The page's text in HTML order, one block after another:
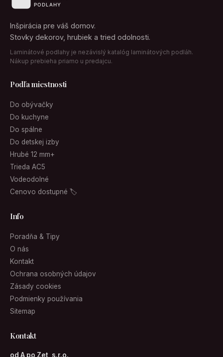
Inšpirácia pre váš domov.
Stovky dekorov, hrubiek a tried odolnosti.
Laminátové podlahy je nezávislý katalóg laminátových podláh.
Nákup prebieha priamo u predajcu.
Podľa miestnosti
Do obývačky
Do kuchyne
Do spálne
Do detskej izby
Hrubé 12 mm+
Trieda AC5
Vodeodolné
Cenovo dostupné 🏷
Info
Poradňa & Tipy
O nás
Kontakt
Ochrana osobných údajov
Zásady cookies
Podmienky používania
Sitemap
Kontakt
od A po Zet, s.r.o.